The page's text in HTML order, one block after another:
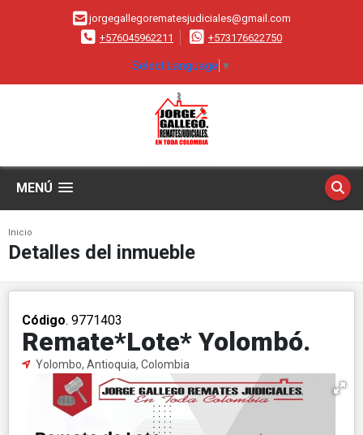
jorgegallegorematesjudiciales@gmail.com
+576045962211
+573176622750
Select Language ▼
MENÚ
Inicio
Detalles del inmueble
Código. 9771403
Remate*Lote* Yolombó.
Yolombo, Antioquia, Colombia